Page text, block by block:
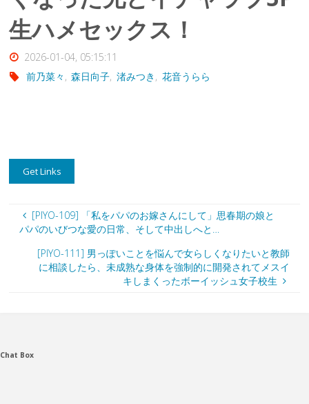
生ハメセックス！
2026-01-04, 05:15:11
前乃菜々 , 森日向子, 渚みつき , 花音うらら
[PIYO-109] 「私をパパのお嫁さんにして」思春期の娘と
パパのいびつな愛の日常、そして中出しへと…
[PIYO-111] 男っぽいことを悩んで女らしくなりたいと教師
に相談したら、未成熟な身体を強制的に開発されてメスイ
キしまくったボーイッシュ女子校生
Chat Box